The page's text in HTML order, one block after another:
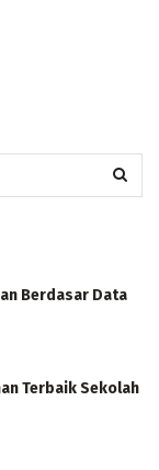
Berdasar Data
Terbaik Sekolah